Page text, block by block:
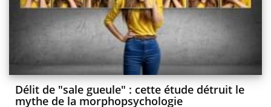
Délit de "sale gueule" : cette étude détruit le
mythe de la morphopsychologie